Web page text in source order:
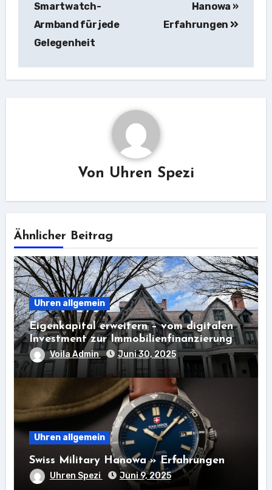
Smartwatch-
Armband für jede
Gelegenheit
Hanowa »
Erfahrungen
Von Uhren Spezi
Ähnlicher Beitrag
Uhren allgemein
Eigenkapital erweitern – vom digitalen
Investment zur Immobilienfinanzierung
Voila Admin Juni 30, 2025
Uhren allgemein
Swiss Military Hanowa » Erfahrungen
Uhren Spezi Juni 9, 2025